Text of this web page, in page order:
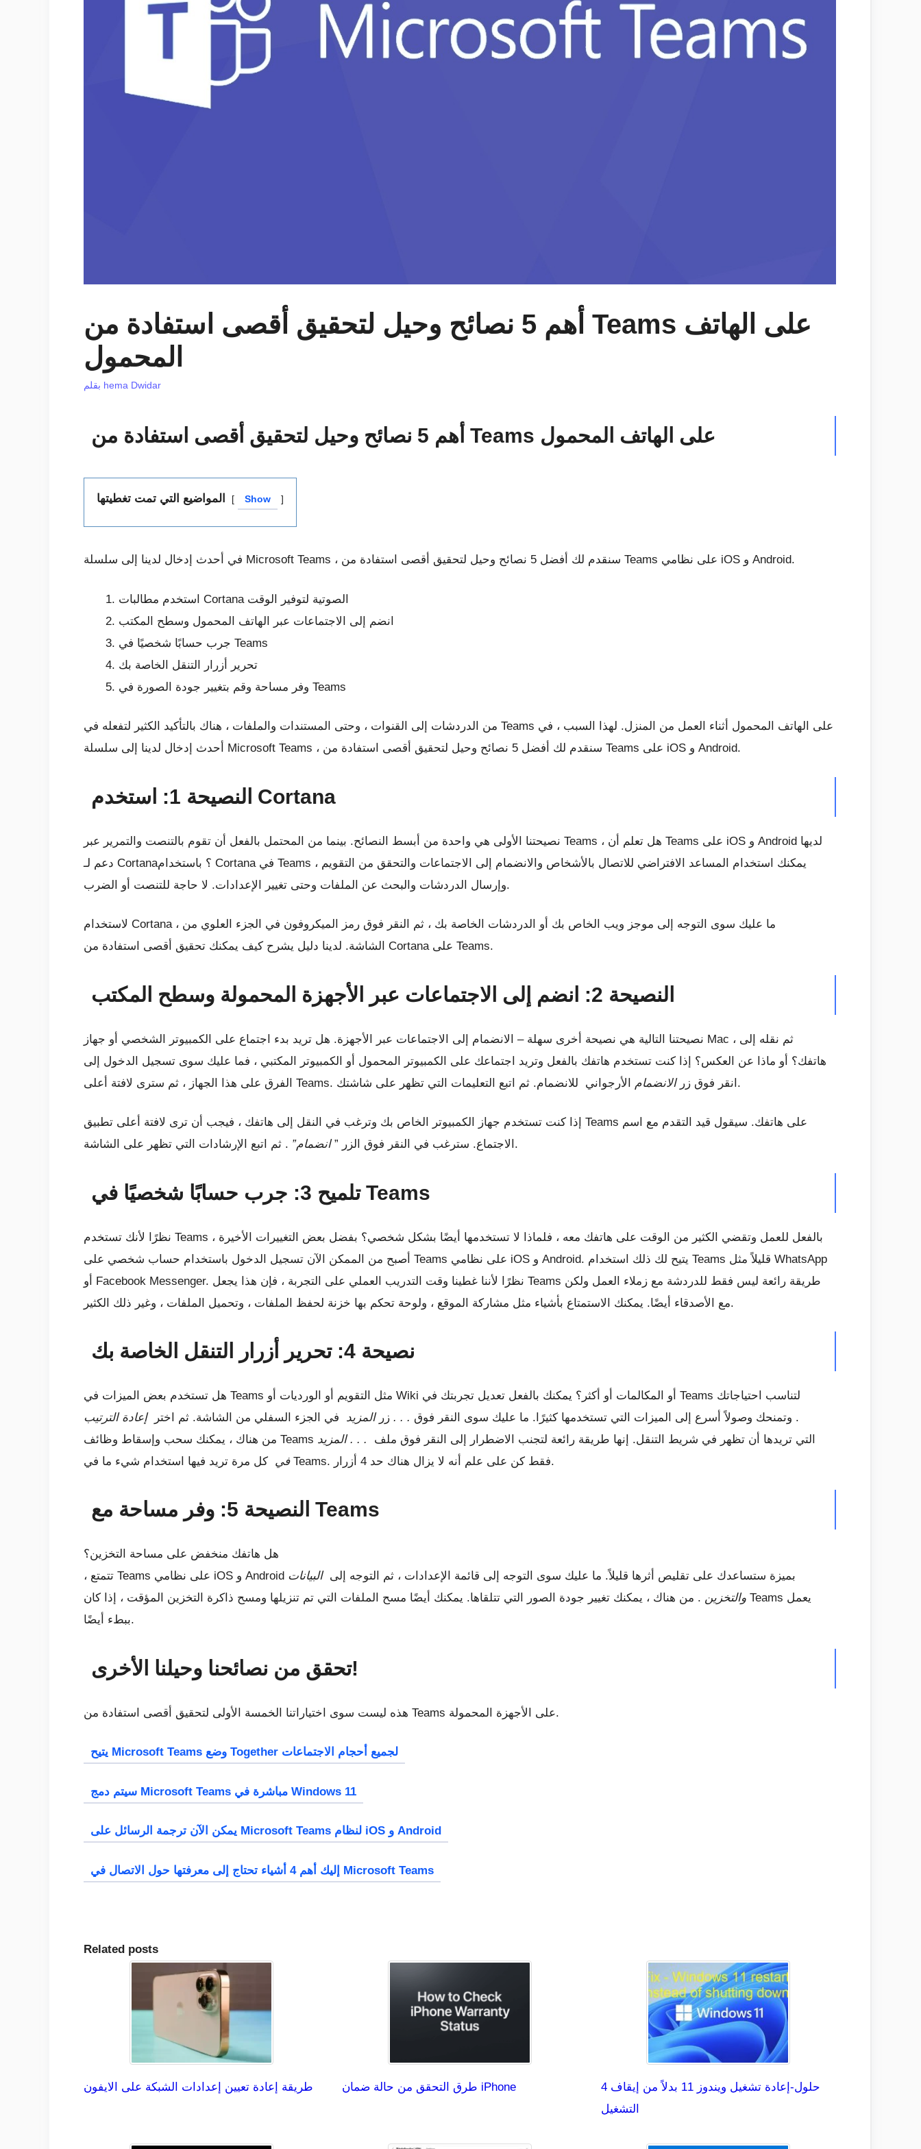
أهم 5 نصائح وحيل لتحقيق أقصى استفادة من Teams على الهاتف
المحمول
hema Dwidar
أهم 5 نصائح وحيل لتحقيق أقصى استفادة من Teams على الهاتف المحمول
المواضيع التي تمت تغطيتها Show
في أحدث إدخال لدينا إلى سلسلة Microsoft Teams ، سنقدم لك أفضل 5 نصائح وحيل لتحقيق أقصى استفادة من Teams على نظامي iOS و Android.
استخدم مطالبات Cortana الصوتية لتوفير الوقت
انضم إلى الاجتماعات عبر الهاتف المحمول وسطح المكتب
جرب حسابًا شخصيًا في Teams
تحرير أزرار التنقل الخاصة بك
وفر مساحة وقم بتغيير جودة الصورة في Teams
من الدردشات إلى القنوات ، وحتى المستندات والملفات ، هناك بالتأكيد الكثير لتفعله في Teams على الهاتف المحمول أثناء العمل من المنزل. لهذا السبب ، في
أحدث إدخال لدينا إلى سلسلة Microsoft Teams ، سنقدم لك أفضل 5 نصائح وحيل لتحقيق أقصى استفادة من Teams على iOS و Android.
النصيحة 1: استخدم Cortana
نصيحتنا الأولى هي واحدة من أبسط النصائح. بينما من المحتمل بالفعل أن تقوم بالتنصت والتمرير عبر Teams ، هل تعلم أن Teams على iOS و Android لديها
دعم لـ Cortana؟ باستخدام Cortana في Teams ، يمكنك استخدام المساعد الافتراضي للاتصال بالأشخاص والانضمام إلى الاجتماعات والتحقق من التقويم
وإرسال الدردشات والبحث عن الملفات وحتى تغيير الإعدادات. لا حاجة للتنصت أو الضرب.
لاستخدام Cortana ، ما عليك سوى التوجه إلى موجز ويب الخاص بك أو الدردشات الخاصة بك ، ثم النقر فوق رمز الميكروفون في الجزء العلوي من
الشاشة. لدينا دليل يشرح كيف يمكنك تحقيق أقصى استفادة من Cortana على Teams.
النصيحة 2: انضم إلى الاجتماعات عبر الأجهزة المحمولة وسطح المكتب
نصيحتنا التالية هي نصيحة أخرى سهلة – الانضمام إلى الاجتماعات عبر الأجهزة. هل تريد بدء اجتماع على الكمبيوتر الشخصي أو جهاز Mac ، ثم نقله إلى
هاتفك؟ أو ماذا عن العكس؟ إذا كنت تستخدم هاتفك بالفعل وتريد اجتماعك على الكمبيوتر المحمول أو الكمبيوتر المكتبي ، فما عليك سوى تسجيل الدخول إلى
الفرق على هذا الجهاز ، ثم سترى لافتة أعلى Teams. انقر فوق زرالانضمام الأرجواني للانضمام. ثم اتبع التعليمات التي تظهر على شاشتك.
إذا كنت تستخدم جهاز الكمبيوتر الخاص بك وترغب في النقل إلى هاتفك ، فيجب أن ترى لافتة أعلى تطبيق Teams على هاتفك. سيقول قيد التقدم مع اسم
الاجتماع. سترغب في النقر فوق الزر ”انضمام” . ثم اتبع الإرشادات التي تظهر على الشاشة.
تلميح 3: جرب حسابًا شخصيًا في Teams
نظرًا لأنك تستخدم Teams بالفعل للعمل وتقضي الكثير من الوقت على هاتفك معه ، فلماذا لا تستخدمها أيضًا بشكل شخصي؟ بفضل بعض التغييرات الأخيرة ،
أصبح من الممكن الآن تسجيل الدخول باستخدام حساب شخصي على Teams على نظامي iOS و Android. يتيح لك ذلك استخدام Teams قليلاً مثل WhatsApp
أو Facebook Messenger. نظرًا لأننا غطينا وقت التدريب العملي على التجربة ، فإن هذا يجعل Teams طريقة رائعة ليس فقط للدردشة مع زملاء العمل ولكن
مع الأصدقاء أيضًا. يمكنك الاستمتاع بأشياء مثل مشاركة الموقع ، ولوحة تحكم بها خزنة لحفظ الملفات ، وتحميل الملفات ، وغير ذلك الكثير.
نصيحة 4: تحرير أزرار التنقل الخاصة بك
هل تستخدم بعض الميزات في Teams مثل التقويم أو الورديات أو Wiki أو المكالمات أو أكثر؟ يمكنك بالفعل تعديل تجربتك في Teams لتناسب احتياجاتك
وتمنحك وصولاً أسرع إلى الميزات التي تستخدمها كثيرًا. ما عليك سوى النقر فوق . . . زرالمزيد في الجزء السفلي من الشاشة. ثم اخترإعادة الترتيب
.
من هناك ، يمكنك سحب وإسقاط وظائف Teams التي تريدها أن تظهر في شريط التنقل. إنها طريقة رائعة لتجنب الاضطرار إلى النقر فوق ملف
. . . المزيد
في
كل مرة تريد فيها استخدام شيء ما في Teams. فقط كن على علم أنه لا يزال هناك حد 4 أزرار.
النصيحة 5: وفر مساحة مع Teams
هل هاتفك منخفض على مساحة التخزين؟
، تتمتع Teams على نظامي iOS و Android بميزة ستساعدك على تقليص أثرها قليلاً. ما عليك سوى التوجه إلى قائمة الإعدادات ، ثم التوجه إلىالبيانات
والتخزين . من هناك ، يمكنك تغيير جودة الصور التي تتلقاها. يمكنك أيضًا مسح الملفات التي تم تنزيلها ومسح ذاكرة التخزين المؤقت ، إذا كان Teams يعمل
ببطء أيضًا.
تحقق من نصائحنا وحيلنا الأخرى!
هذه ليست سوى اختياراتنا الخمسة الأولى لتحقيق أقصى استفادة من Teams على الأجهزة المحمولة.
يتيح Microsoft Teams وضع Together لجميع أحجام الاجتماعات
سيتم دمج Microsoft Teams مباشرة في Windows 11
يمكن الآن ترجمة الرسائل على Microsoft Teams لنظام iOS و Android
إليك أهم 4 أشياء تحتاج إلى معرفتها حول الاتصال في Microsoft Teams
Related posts
طريقة إعادة تعيين إعدادات الشبكة على الايفون طرق التحقق من حالة ضمان iPhone
4 حلول-إعادة تشغيل ويندوز 11 بدلاً من إيقاف
التشغيل